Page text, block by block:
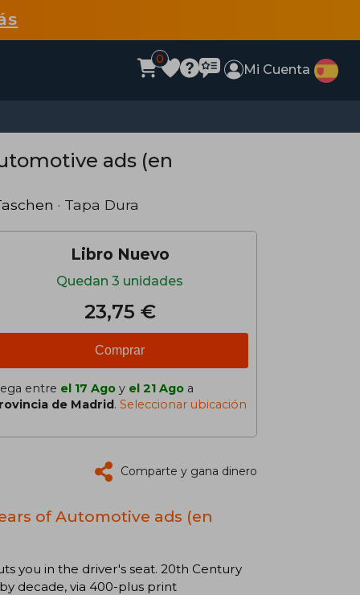
0
Mi Cuenta
ads (en
· Tapa Dura
Libro Nuevo
Quedan 3 unidades
23,75 €
Comprar
entre el 17 Ago y el 21 Ago a
de Madrid. Seleccionar ubicación
Comparte y gana dinero
of Automotive ads (en
you in the driver's seat. 20th Century
decade, via 400-plus print